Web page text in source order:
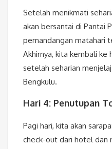
Setelah menikmati
akan bersantai di Pantai
pemandangan matahari
Akhirnya, kita kembali
setelah seharian
Bengkulu.
Hari 4: Penutupan
Pagi hari, kita akan
check-out dari hotel dan